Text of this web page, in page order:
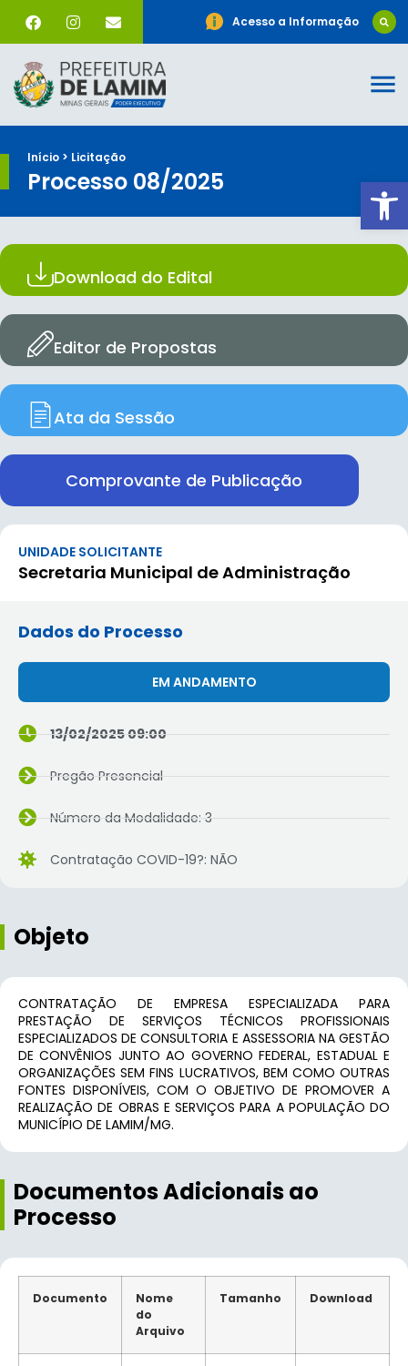
Acesso a Informação
Início > Licitação
Processo 08/2025
Download do Edital
Editor de Propostas
Ata da Sessão
Comprovante de Publicação
UNIDADE SOLICITANTE
Secretaria Municipal de Administração
Dados do Processo
EM ANDAMENTO
13/02/2025 09:00
Pregão Presencial
Número da Modalidade: 3
Contratação COVID-19?: NÃO
Objeto
CONTRATAÇÃO DE EMPRESA ESPECIALIZADA PARA
PRESTAÇÃO DE SERVIÇOS TÉCNICOS PROFISSIONAIS
ESPECIALIZADOS DE CONSULTORIA E ASSESSORIA NA GESTÃO
DE CONVÊNIOS JUNTO AO GOVERNO FEDERAL, ESTADUAL E
ORGANIZAÇÕES SEM FINS LUCRATIVOS, BEM COMO OUTRAS
FONTES DISPONÍVEIS, COM O OBJETIVO DE PROMOVER A
REALIZAÇÃO DE OBRAS E SERVIÇOS PARA A POPULAÇÃO DO
MUNICÍPIO DE LAMIM/MG.
Documentos Adicionais ao
Processo
Documento
Nome
do
Arquivo
Tamanho Download